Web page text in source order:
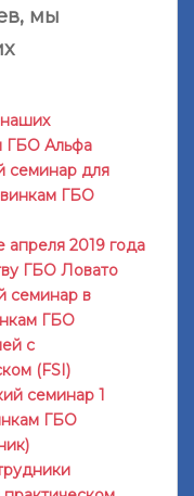
мы
ГБО Альфа
семинар для
ГБО
2019 года
ГБО Ловато
семинар в
ГБО
с
(FSI)
семинар 1
ГБО